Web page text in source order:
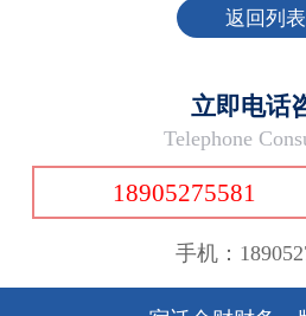
返回列表
立即电话
Telephone
18905275581
手机：